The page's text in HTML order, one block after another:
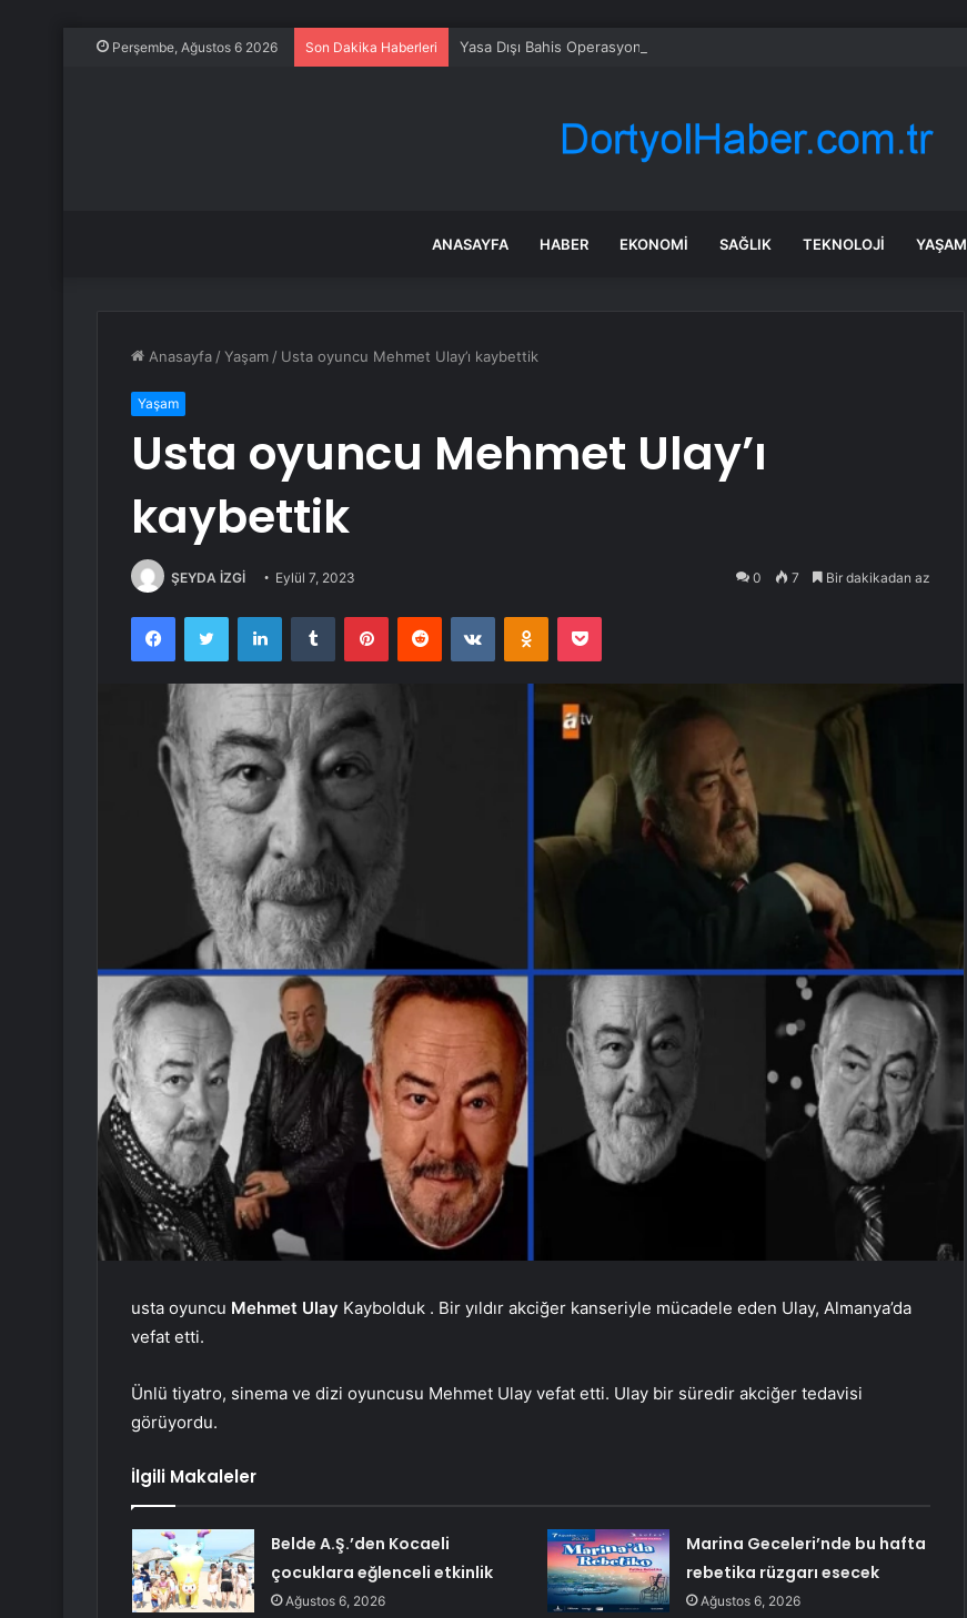
Perşembe, Ağustos 6 2026 Son Dakika Haberleri Yasa Dışı Bahis Operasyonunda 66 Tutuklama
ANASAYFA HABER EKONOMI SAĞLIK TEKNOLOJI YAŞAM
Anasayfa /Yaşam / Usta oyuncu Mehmet Ulay’ı kaybettik
Yaşam
Usta oyuncu Mehmet Ulay’ı
kaybettik
ŞEYDA İZGİ Eylül 7, 2023 0 7 Bir dakikadan az
FacebookTwitter LinkedInTumblr PinterestReddit VKontakteOdnoklassniki
Pocket
usta oyuncu Mehmet Ulay Kaybolduk . Bir yıldır akciğer kanseriyle mücadele eden Ulay, Almanya’da
vefat etti.
Ünlü tiyatro, sinema ve dizi oyuncusu Mehmet Ulay vefat etti. Ulay bir süredir akciğer tedavisi
görüyordu.
İlgili Makaleler
Belde A.Ş.’den Kocaeli
çocuklara eğlenceli etkinlik
Ağustos 6, 2026
Marina Geceleri’nde bu hafta
rebetika rüzgarı esecek
Ağustos 6, 2026